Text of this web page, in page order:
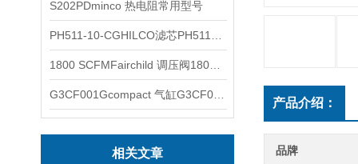
S202PDminco 热电阻常用型号
相关文章
产品介绍：
品牌